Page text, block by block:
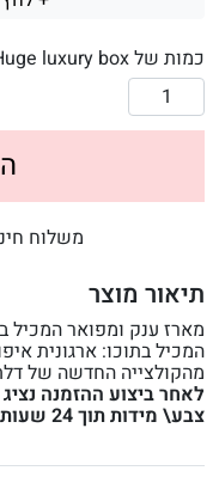
כמות של Huge luxury box
משלוח חינם
תיאור מוצר
מארז ענק ומפואר
המכיל בתוכו: ארגונית
מהקולצייה החדשה של
לאחר ביצוע ההזמנה
צבע\ מידות תוך 24 שעות